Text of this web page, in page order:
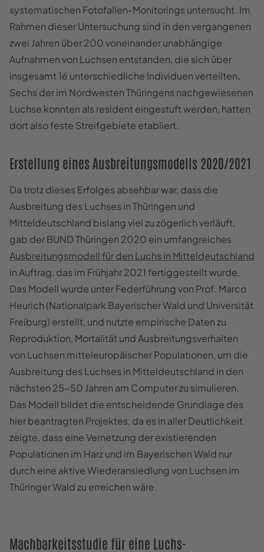
systematischen Fotofallen-Monitorings untersucht. Im
Rahmen dieser Untersuchung sind in den vergangenen
zwei Jahren über 200 voneinander unabhängige
Aufnahmen von Luchsen entstanden, die sich über
insgesamt 16 unterschiedliche Individuen verteilten.
Sechs der im Nordwesten Thüringens nachgewiesenen
Luchse konnten als resident eingestuft werden, hatten
dort also feste Streifgebiete etabliert.
Erstellung eines Ausbreitungsmodells 2020/2021
Da trotz dieses Erfolges absehbar war, dass die
Ausbreitung des Luchses in Thüringen und
Mitteldeutschland bislang viel zu zögerlich verläuft,
gab der BUND Thüringen 2020 ein umfangreiches
Ausbreitungsmodell für den Luchs in Mitteldeutschland
in Auftrag, das im Frühjahr 2021 fertiggestellt wurde.
Das Modell wurde unter Federführung von Prof. Marco
Heurich (Nationalpark Bayerischer Wald und Universität
Freiburg) erstellt, und nutzte empirische Daten zu
Reproduktion, Mortalität und Ausbreitungsverhalten
von Luchsen mitteleuropäischer Populationen, um die
Ausbreitung des Luchses in Mitteldeutschland in den
nächsten 25-50 Jahren am Computer zu simulieren.
Das Modell bildet die entscheidende Grundlage des
hier beantragten Projektes, da es in aller Deutlichkeit
zeigte, dass eine Vernetzung der existierenden
Populationen im Harz und im Bayerischen Wald nur
durch eine aktive Wiederansiedlung von Luchsen im
Thüringer Wald zu erreichen wäre.
Machbarkeitsstudie für eine Luchs-